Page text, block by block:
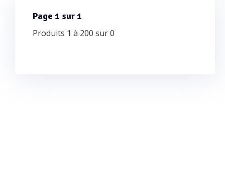
Page 1 sur 1
Produits 1 à 200 sur 0